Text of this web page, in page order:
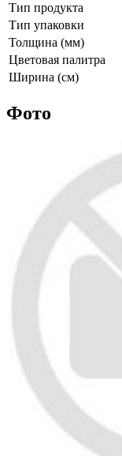
Тип продукта
Тип упаковки
Толщина (мм)
Цветовая палитра
Ширина (см)
Фото